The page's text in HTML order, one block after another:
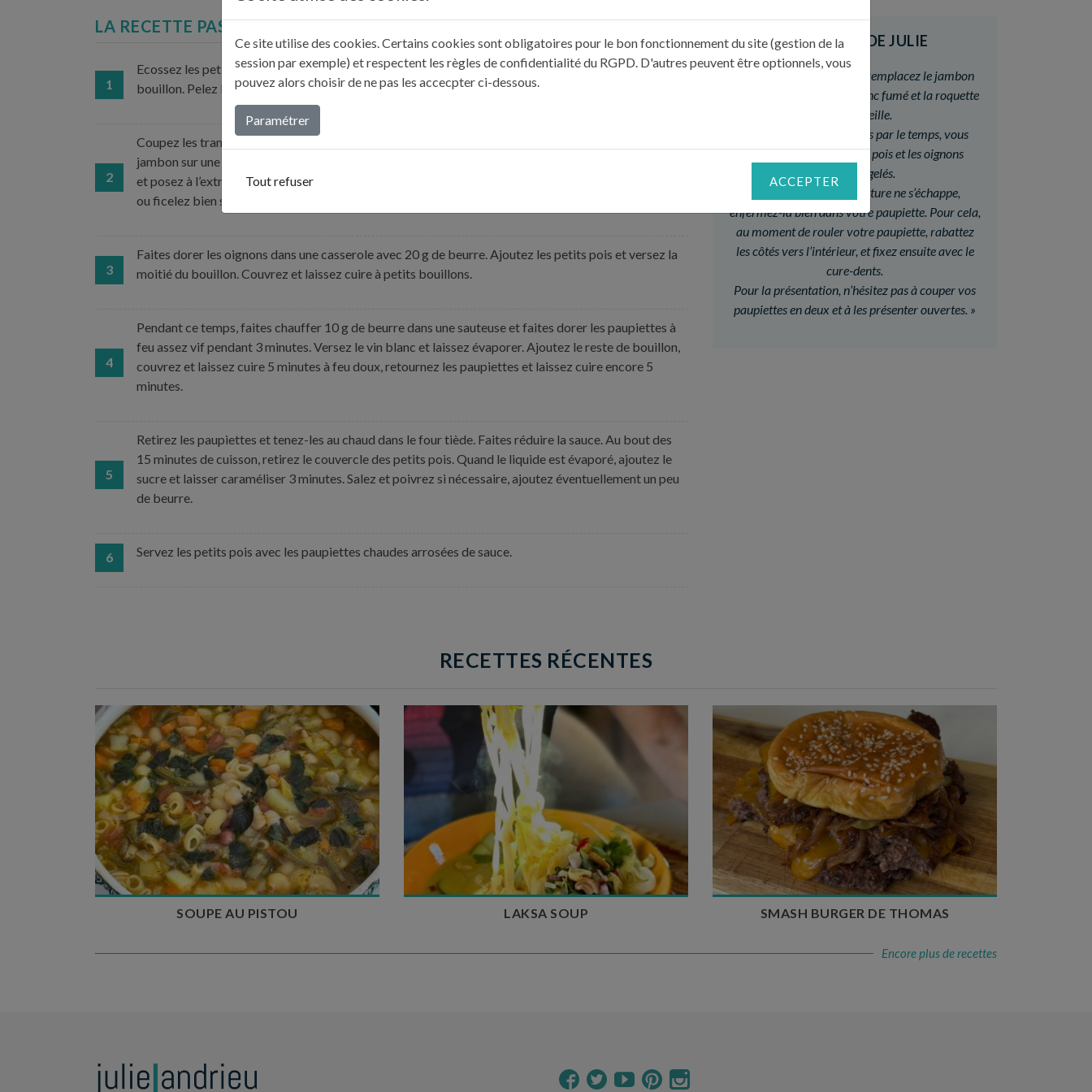
LA RECETTE PAS À PAS...
1
Ecossez les petits pois. Dans une petite casserole, faites chauffer 50 cl d’eau avec le cube de
bouillon. Pelez les oignons. Lavez et essorer la roquette.
2
Coupez les tranches de veau en 2 dans la longueur. Aplatissez-les légèrement. Posez une tranche de
jambon sur une tranche de veau et étalez dessus un peu de mozzarella émincée. Poivrez légèrement
et posez à l’extrémité une petite poignée de roquette, roulez le tout et piquez avec deux cure-dents
ou ficelez bien serré. Préparez les autres paupiettes de la même façon.
3
Faites dorer les oignons dans une casserole avec 20 g de beurre. Ajoutez les petits pois et versez la
moitié du bouillon. Couvrez et laissez cuire à petits bouillons.
4
Pendant ce temps, faites chauffer 10 g de beurre dans une sauteuse et faites dorer les paupiettes à
feu assez vif pendant 3 minutes. Versez le vin blanc et laissez évaporer. Ajoutez le reste de bouillon,
couvrez et laissez cuire 5 minutes à feu doux, retournez les paupiettes et laissez cuire encore 5
minutes.
5
Retirez les paupiettes et tenez-les au chaud dans le four tiède. Faites réduire la sauce. Au bout des
15 minutes de cuisson, retirez le couvercle des petits pois. Quand le liquide est évaporé, ajoutez le
sucre et laisser caraméliser 3 minutes. Salez et poivrez si nécessaire, ajoutez éventuellement un peu
de beurre.
6 Servez les petits pois avec les paupiettes chaudes arrosées de sauce.
LE CONSEIL DE JULIE
Pour varier les saveurs, remplacez le jambon
de Pays par du jambon blanc fumé et la roquette
par de l’oseille.
Si vous êtes vraiment pris par le temps, vous
pouvez utiliser les petits pois et les oignons
grelots surgelés.
Pour éviter que la garniture ne s’échappe,
enfermez-la bien dans votre paupiette. Pour cela,
au moment de rouler votre paupiette, rabattez
les côtés vers l’intérieur, et fixez ensuite avec le
cure-dents.
Pour la présentation, n’hésitez pas à couper vos
paupiettes en deux et à les présenter ouvertes. »
RECETTES RÉCENTES
Temps de préparation : 35 min
Temps de cuisson : 1h15
Nombre de couverts : 8
SOUPE AU PISTOU
Temps de préparation : 40 min
Temps de cuisson : 25 min
Nombre de couverts : 4
LAKSA SOUP
Temps de préparation : 20 min
Temps de cuisson : 5 à 10 min
Nombre de couverts : 4
SMASH BURGER DE THOMAS
Encore plus de recettes
Ce site utilise des cookies. Certains cookies sont obligatoires pour le bon fonctionnement du site (gestion de la
session par exemple) et respectent les règles de confidentialité du RGPD. D'autres peuvent être optionnels, vous
pouvez alors choisir de ne pas les accecpter ci-dessous.
Paramétrer
Tout refuser ACCEPTER